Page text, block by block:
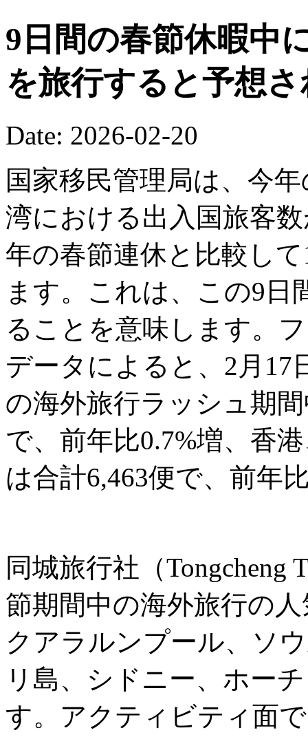
9日間の春節休暇中
を旅行すると予想
Date: 2026-02-20
国家移民管理局は、今
湾における出入国旅客
年の春節連休と比較し
ます。これは、この9日
ることを意味します。
データによると、2月17
の海外旅行ラッシュ期
で、前年比0.7%増、香
は合計6,463便で、前年
同城旅行社（
節期間中の海外旅行の
クアラルンプール、ソ
リ島、シドニー、ホー
す。アクティビティ面